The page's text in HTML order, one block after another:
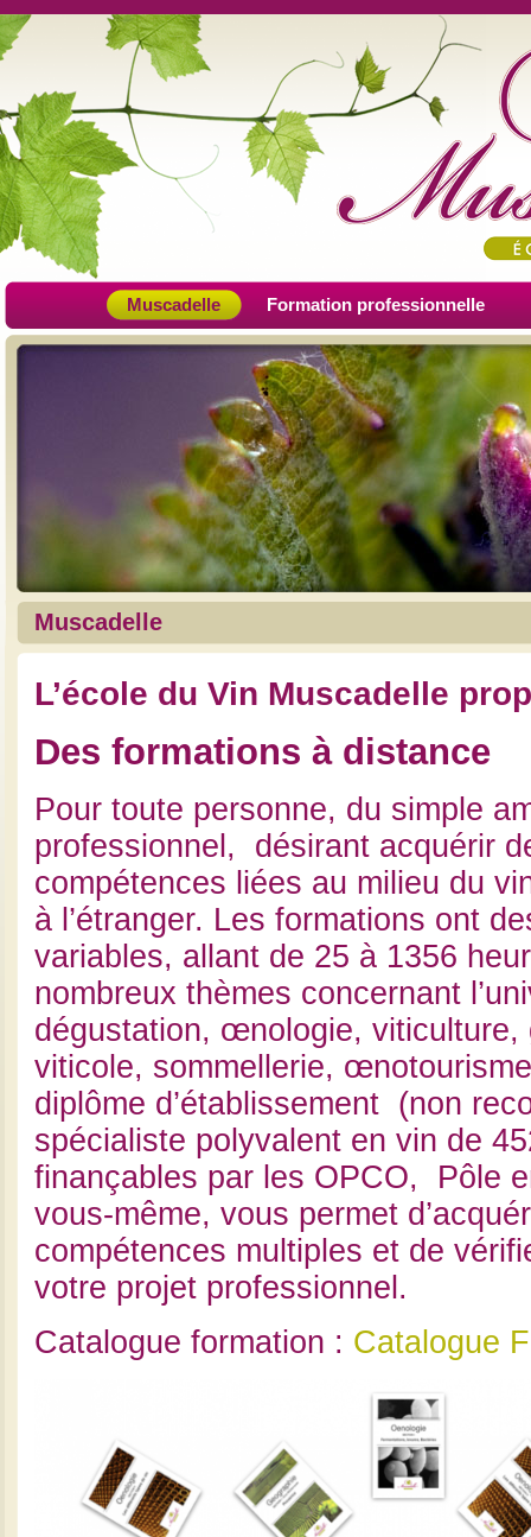
Muscadelle Formation professionnelle
Muscadelle
L’école du Vin Muscadelle
Des formations à distance
Pour toute personne, du simple
professionnel, désirant acquérir
compétences liées au milieu du
à l’étranger. Les formations ont
variables, allant de 25 à 1356
nombreux thèmes concernant
dégustation, œnologie, viticulture,
viticole, sommellerie,
diplôme d’établissement (non
spécialiste polyvalent en vin de
finançables par les OPCO, Pôle
vous-même, vous permet
compétences multiples et de
votre projet professionnel.
Catalogue formation : Catalogue